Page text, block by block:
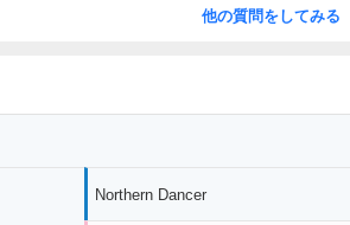
他の質問をしてみる
Northern Dancer